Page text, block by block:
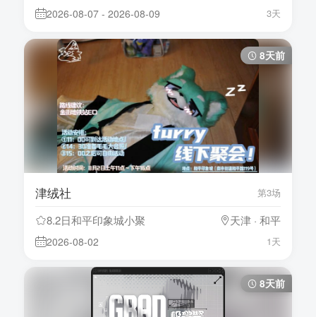
2026-08-07 - 2026-08-09 3天
8天前
津绒社 第3场
8.2日和平印象城小聚 天津 · 和平
2026-08-02 1天
8天前